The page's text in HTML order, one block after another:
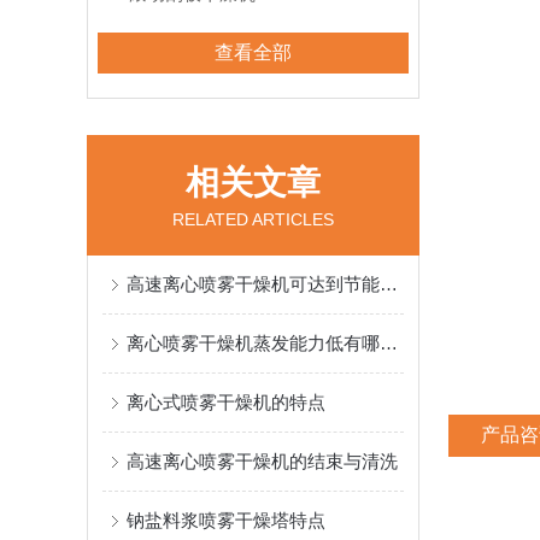
查看全部
相关文章
RELATED ARTICLES
高速离心喷雾干燥机可达到节能减排的目的
离心喷雾干燥机蒸发能力低有哪些原因
离心式喷雾干燥机的特点
高速离心喷雾干燥机的结束与清洗
钠盐料浆喷雾干燥塔特点
产品